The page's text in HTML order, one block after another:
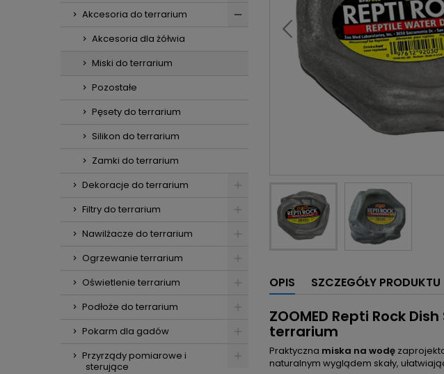
Akcesoria do terrarium
Akcesoria dla żółwia
Miski do terrarium
Pozostałe
Pęsety do terrarium
Silikon do terrarium
Zamki do terrarium
Dekoracje do terrarium
Filtry do terrarium
Nawilżacze do terrarium
Ogrzewanie terrarium
Oświetlenie terrarium
Podłoże do terrarium
Pokarm dla gadów
Przyrządy pomiarowe i
sterujące
OPIS SZCZEGÓŁY PRODUKTU
ZOOMED Repti Rock
terrarium
Praktyczna miska na wodę
naturalnym wyglądem skały,